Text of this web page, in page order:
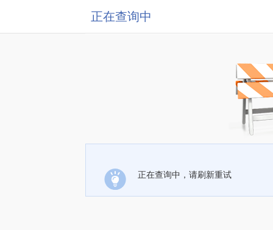
正在查询中
正在查询中，请刷新重试